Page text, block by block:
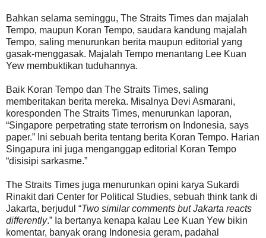
Bahkan selama seminggu, The Straits Times dan majalah
Tempo, maupun Koran Tempo, saudara kandung majalah
Tempo, saling menurunkan berita maupun editorial yang
gasak-menggasak. Majalah Tempo menantang Lee Kuan
Yew membuktikan tuduhannya.
Baik Koran Tempo dan The Straits Times, saling
memberitakan berita mereka. Misalnya Devi Asmarani,
koresponden The Straits Times, menurunkan laporan,
“Singapore perpetrating state terrorism on Indonesia, says
paper.” Ini sebuah berita tentang berita Koran Tempo. Harian
Singapura ini juga menganggap editorial Koran Tempo
“disisipi sarkasme.”
The Straits Times juga menurunkan opini karya Sukardi
Rinakit dari Center for Political Studies, sebuah think tank di
Jakarta, berjudul “Two similar comments but Jakarta reacts
differently.” Ia bertanya kenapa kalau Lee Kuan Yew bikin
komentar, banyak orang Indonesia geram, padahal